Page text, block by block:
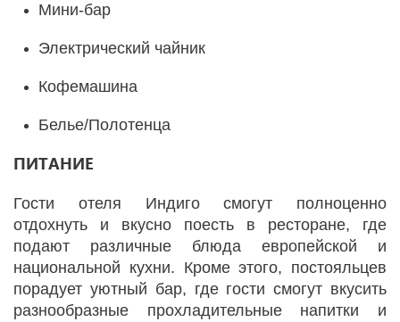
Мини-бар
Электрический чайник
Кофемашина
Белье/Полотенца
ПИТАНИЕ
Гости отеля Индиго смогут полноценно
отдохнуть и вкусно поесть в ресторане, где
подают различные блюда европейской и
национальной кухни. Кроме этого, постояльцев
порадует уютный бар, где гости смогут вкусить
разнообразные прохладительные напитки и